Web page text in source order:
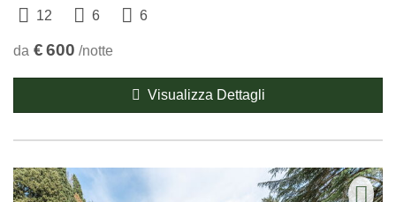
12 6 6
da €600 /notte
Visualizza Dettagli